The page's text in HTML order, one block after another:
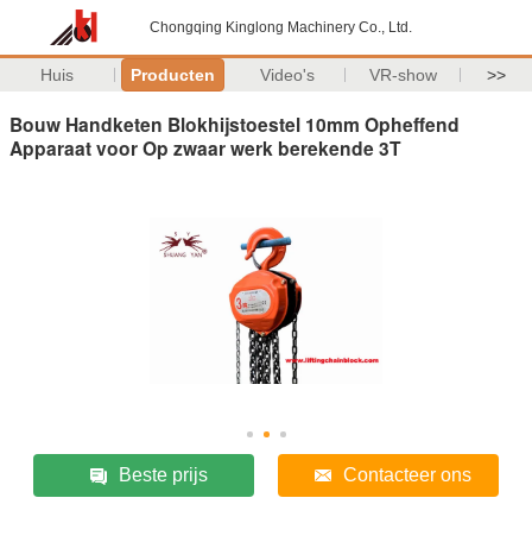
Chongqing Kinglong Machinery Co., Ltd.
Huis Producten Video's VR-show >>
Bouw Handketen Blokhijstoestel 10mm Opheffend
Apparaat voor Op zwaar werk berekende 3T
Beste prijs Contacteer ons